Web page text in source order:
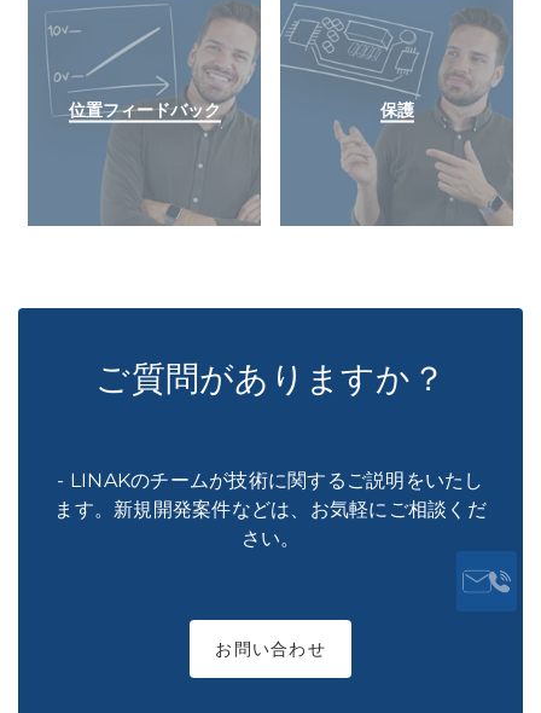
位置フィードバック 保護
ご質問がありますか？
- LINAKのチームが技術に関するご説明をいたし
ます。新規開発案件などは、お気軽にご相談くだ
さい。
お問い合わせ